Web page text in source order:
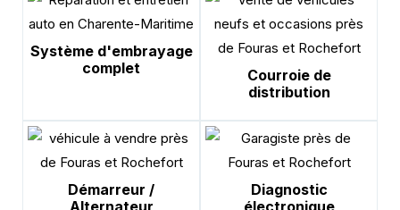
Système d'embrayage
complet
Courroie de
distribution
Démarreur /
Alternateur
Diagnostic
électronique